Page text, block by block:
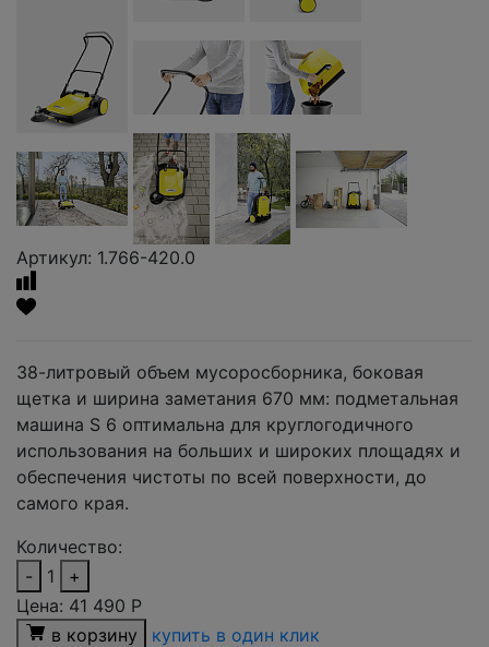
Артикул: 1.766-420.0
38-литровый объем мусоросборника, боковая
щетка и ширина заметания 670 мм: подметальная
машина S 6 оптимальна для круглогодичного
использования на больших и широких площадях и
обеспечения чистоты по всей поверхности, до
самого края.
Количество:
-
1
+
Цена: 41 490 Р
в корзину
купить в один клик